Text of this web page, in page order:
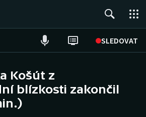
SLEDOVAT
Košút z
blízkosti zakončil